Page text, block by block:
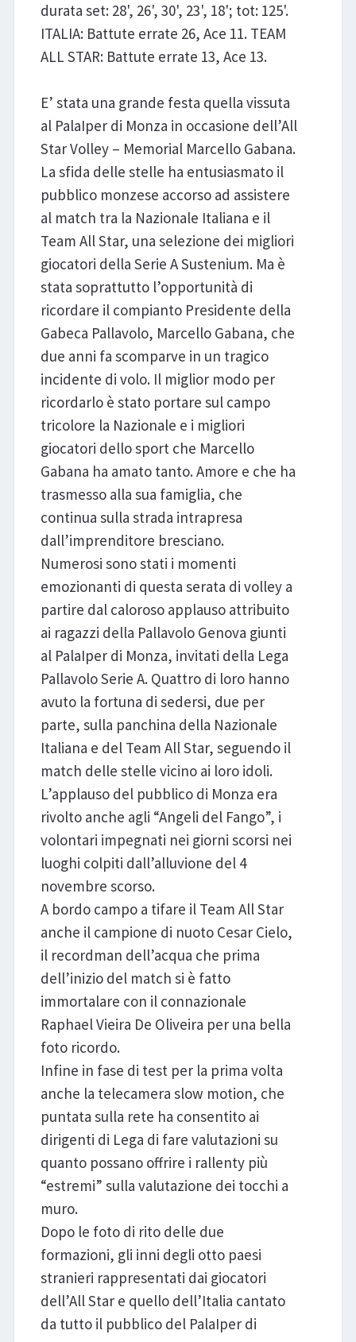
durata set: 28', 26', 30', 23', 18'; tot: 125'.
ITALIA: Battute errate 26, Ace 11. TEAM
ALL STAR: Battute errate 13, Ace 13.
E’ stata una grande festa quella vissuta
al PalaIper di Monza in occasione dell’All
Star Volley – Memorial Marcello Gabana.
La sfida delle stelle ha entusiasmato il
pubblico monzese accorso ad assistere
al match tra la Nazionale Italiana e il
Team All Star, una selezione dei migliori
giocatori della Serie A Sustenium. Ma è
stata soprattutto l’opportunità di
ricordare il compianto Presidente della
Gabeca Pallavolo, Marcello Gabana, che
due anni fa scomparve in un tragico
incidente di volo. Il miglior modo per
ricordarlo è stato portare sul campo
tricolore la Nazionale e i migliori
giocatori dello sport che Marcello
Gabana ha amato tanto. Amore e che ha
trasmesso alla sua famiglia, che
continua sulla strada intrapresa
dall’imprenditore bresciano.
Numerosi sono stati i momenti
emozionanti di questa serata di volley a
partire dal caloroso applauso attribuito
ai ragazzi della Pallavolo Genova giunti
al PalaIper di Monza, invitati della Lega
Pallavolo Serie A. Quattro di loro hanno
avuto la fortuna di sedersi, due per
parte, sulla panchina della Nazionale
Italiana e del Team All Star, seguendo il
match delle stelle vicino ai loro idoli.
L’applauso del pubblico di Monza era
rivolto anche agli “Angeli del Fango”, i
volontari impegnati nei giorni scorsi nei
luoghi colpiti dall’alluvione del 4
novembre scorso.
A bordo campo a tifare il Team All Star
anche il campione di nuoto Cesar Cielo,
il recordman dell’acqua che prima
dell’inizio del match si è fatto
immortalare con il connazionale
Raphael Vieira De Oliveira per una bella
foto ricordo.
Infine in fase di test per la prima volta
anche la telecamera slow motion, che
puntata sulla rete ha consentito ai
dirigenti di Lega di fare valutazioni su
quanto possano offrire i rallenty più
“estremi” sulla valutazione dei tocchi a
muro.
Dopo le foto di rito delle due
formazioni, gli inni degli otto paesi
stranieri rappresentati dai giocatori
dell’All Star e quello dell’Italia cantato
da tutto il pubblico del PalaIper di